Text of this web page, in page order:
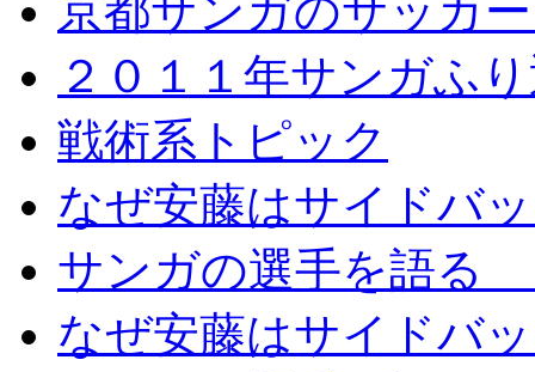
京都サンガのサッカ
２０１１年サンガふ
戦術系トピック
なぜ安藤はサイドバ
サンガの選手を語る
なぜ安藤はサイドバ